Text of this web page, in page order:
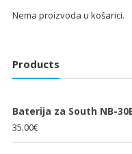
Nema proizvoda u košarici.
Products
Baterija za South NB-
35.00€